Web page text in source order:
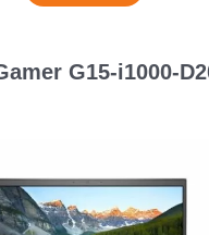
G15-i1000-